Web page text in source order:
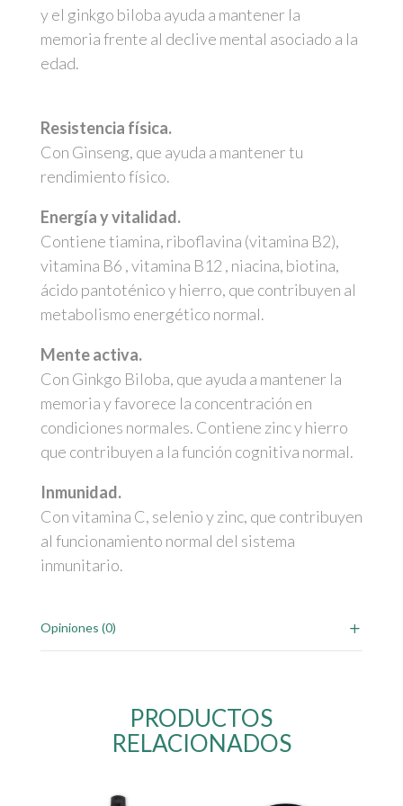
y el ginkgo biloba ayuda a mantener la
memoria frente al declive mental asociado a la
edad.
Resistencia física.
Con Ginseng, que ayuda a mantener tu
rendimiento físico.
Energíay vitalidad.
Contiene tiamina, riboflavina (vitamina B2),
vitamina B6 , vitamina B12 , niacina, biotina,
ácido pantoténico y hierro, que contribuyen al
metabolismo energético normal.
Mente activa.
Con Ginkgo Biloba, que ayuda a mantener la
memoria y favorece la concentración en
condiciones normales. Contiene zinc y hierro
que contribuyen a la función cognitiva normal.
Inmunidad.
Con vitamina C, selenio y zinc, que contribuyen
al funcionamiento normal del sistema
inmunitario.
Opiniones (0)
PRODUCTOS
RELACIONADOS